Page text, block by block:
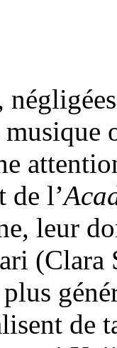
de l’
leur
de